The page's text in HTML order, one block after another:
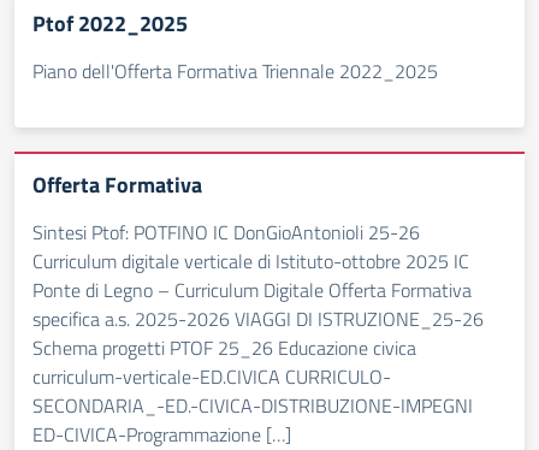
Ptof 2022_2025
Piano dell'Offerta Formativa Triennale 2022_2025
Offerta Formativa
Sintesi Ptof: POTFINO IC DonGioAntonioli 25-26
Curriculum digitale verticale di Istituto-ottobre 2025 IC
Ponte di Legno – Curriculum Digitale Offerta Formativa
specifica a.s. 2025-2026 VIAGGI DI ISTRUZIONE_25-26
Schema progetti PTOF 25_26 Educazione civica
curriculum-verticale-ED.CIVICA CURRICULO-
SECONDARIA_-ED.-CIVICA-DISTRIBUZIONE-IMPEGNI
ED-CIVICA-Programmazione […]